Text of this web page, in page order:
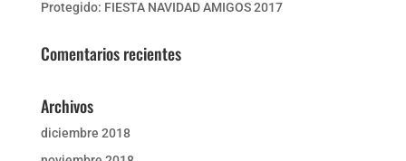
Protegido: FIESTA NAVIDAD AMIGOS 2017
Comentarios recientes
Archivos
diciembre 2018